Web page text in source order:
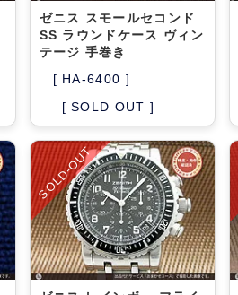
ゼニス スモールセコンド
SS ラウンドケース ヴィン
テージ 手巻き
[ HA-6400 ]
[ SOLD OUT ]
SOLD-OUT